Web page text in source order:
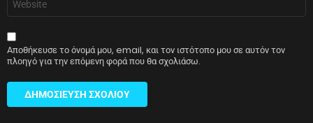
Αποθήκευσε το όνομά μου, email, και τον ιστότοπο μου σε αυτόν τον
πλοηγό για την επόμενη φορά που θα σχολιάσω.